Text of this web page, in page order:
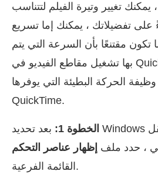
تغيير وتيرة الفيلم لتتناسب
على تفضيلاتك ، يمكنك إما تسريع
تكون مقتنعًا بأن السرعة التي يتم
بها تشغيل مقاطع الفيديو في QuickTime تفي بمتطلباتك
الحركة البطيئة التي يوفرها
QuickTime.
الخطوة 1:
بعد تحديد Windows من شريط التنقل
، حدد ملف
القائمة الفرعية.